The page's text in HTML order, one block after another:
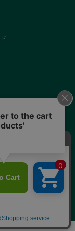
法